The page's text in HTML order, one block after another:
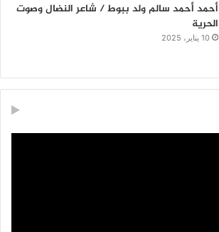
أحمد أحمد سالم ولد ببوط / شاعر النضال وصوت
الحرية
10 يناير، 2025